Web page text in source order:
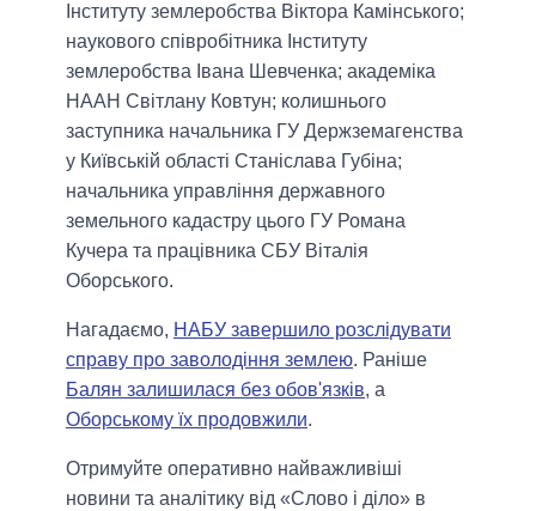
Інституту землеробства Віктора Камінського;
наукового співробітника Інституту
землеробства Івана Шевченка; академіка
НААН Світлану Ковтун; колишнього
заступника начальника ГУ Держземагенства
у Київській області Станіслава Губіна;
начальника управління державного
земельного кадастру цього ГУ Романа
Кучера та працівника СБУ Віталія
Оборського.
Нагадаємо, НАБУ завершило розслідувати
справу про заволодіння землею. Раніше
Балян залишилася без обов'язків, а
Оборському їх продовжили.
Отримуйте оперативно найважливіші
новини та аналітику від «Слово і діло» в